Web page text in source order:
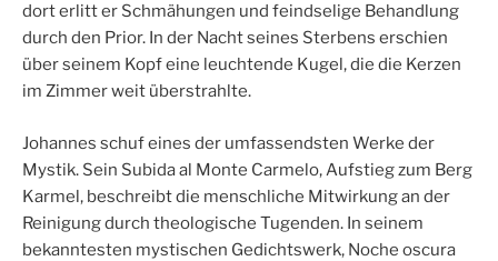
dort erlitt er Schmähungen und feindselige Behandlung
durch den Prior. In der Nacht seines Sterbens erschien
über seinem Kopf eine leuchtende Kugel, die die Kerzen
im Zimmer weit überstrahlte.
Johannes schuf eines der umfassendsten Werke der
Mystik. Sein Subida al Monte Carmelo, Aufstieg zum Berg
Karmel, beschreibt die menschliche Mitwirkung an der
Reinigung durch theologische Tugenden. In seinem
bekanntesten mystischen Gedichtswerk, Noche oscura